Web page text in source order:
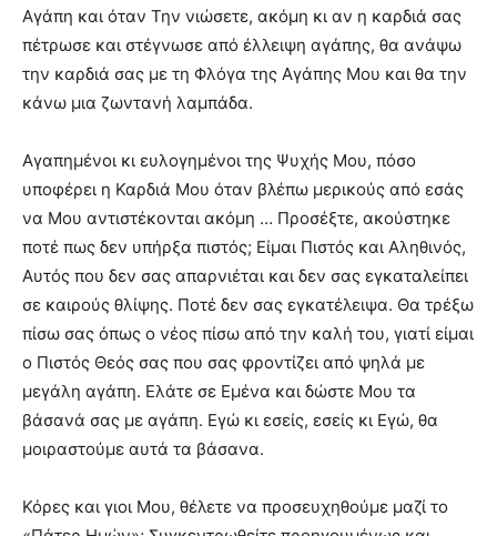
Αγάπη και όταν Την νιώσετε, ακόμη κι αν η καρδιά σας
πέτρωσε και στέγνωσε από έλλειψη αγάπης, θα ανάψω
την καρδιά σας με τη Φλόγα της Αγάπης Μου και θα την
κάνω μια ζωντανή λαμπάδα.
Αγαπημένοι κι ευλογημένοι της Ψυχής Μου, πόσο
υποφέρει η Καρδιά Μου όταν βλέπω μερικούς από εσάς
να Μου αντιστέκονται ακόμη … Προσέξτε, ακούστηκε
ποτέ πως δεν υπήρξα πιστός; Eίμαι Πιστός και Αληθινός,
Αυτός που δεν σας απαρνιέται και δεν σας εγκαταλείπει
σε καιρούς θλίψης. Ποτέ δεν σας εγκατέλειψα. Θα τρέξω
πίσω σας όπως ο νέος πίσω από την καλή του, γιατί είμαι
ο Πιστός Θεός σας που σας φροντίζει από ψηλά με
μεγάλη αγάπη. Ελάτε σε Εμένα και δώστε Μου τα
βάσανά σας με αγάπη. Εγώ κι εσείς, εσείς κι Εγώ, θα
μοιραστούμε αυτά τα βάσανα.
Κόρες και γιοι Μου, θέλετε να προσευχηθούμε μαζί το